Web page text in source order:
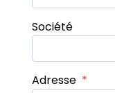
Société
Adresse *